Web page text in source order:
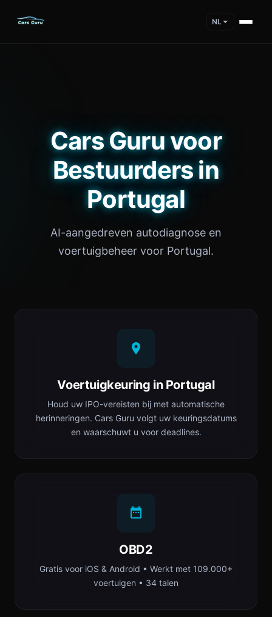
NL
Cars Guru voor
Bestuurders in
Portugal
AI-aangedreven autodiagnose en
voertuigbeheer voor Portugal.
Voertuigkeuring in Portugal
Houd uw IPO-vereisten bij met automatische
herinneringen. Cars Guru volgt uw keuringsdatums
en waarschuwt u voor deadlines.
OBD2
Gratis voor iOS & Android • Werkt met 109.000+
voertuigen • 34 talen